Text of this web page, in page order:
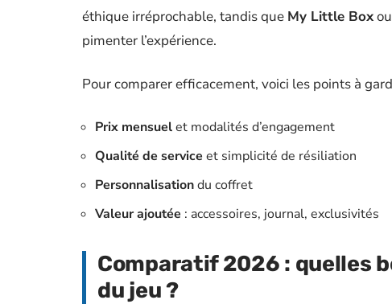
éthique irréprochable, tandis que My Little Boxou
pimenter l’expérience.
Pour comparer efficacement, voici les points à
Prix mensuelet modalités d’engagement
Qualité de service et simplicité de résiliation
Personnalisationdu coffret
Valeur ajoutée : accessoires, journal, exclusivités
Comparatif 2026 : quelles
du jeu ?